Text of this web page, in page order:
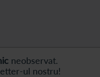
neobservat.
ul nostru!